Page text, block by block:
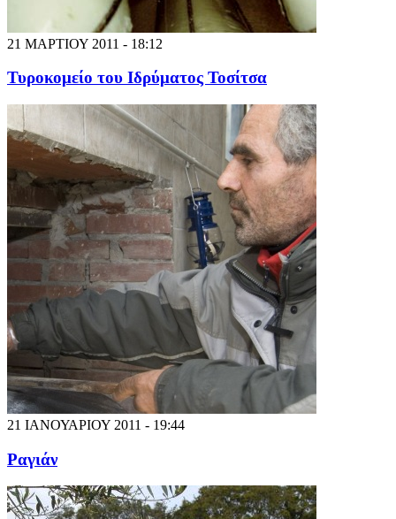
21 ΜΑΡΤΙΟΥ 2011 - 18:12
Τυροκομείο του Ιδρύματος Τοσίτσα
21 ΙΑΝΟΥΑΡΙΟΥ 2011 - 19:44
Ραγιάν